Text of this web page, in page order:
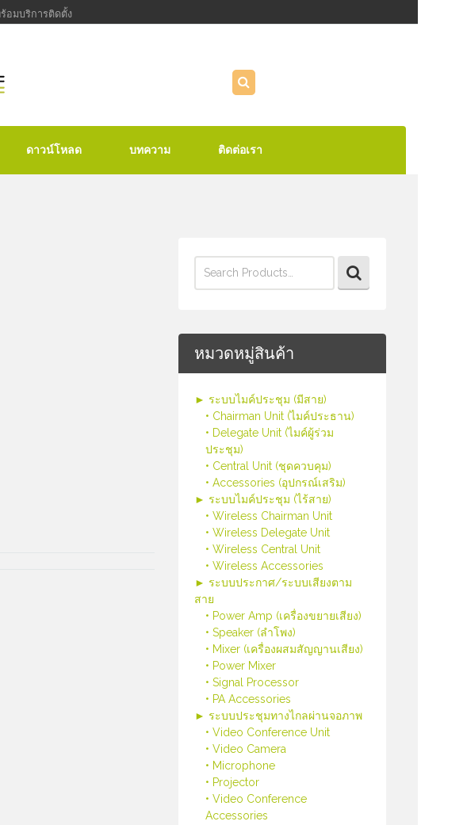
อมบริการติดตั้ง
ดาวน์โหลด บทความ ติดต่อเรา
for:
หมวดหมู่สินค้า
► ระบบไมค์ประชุม (มีสาย)
• Chairman Unit (ไมค์ประธาน)
• Delegate Unit (ไมค์ผู้ร่วม
ประชุม)
• Central Unit (ชุดควบคุม)
• Accessories (อุปกรณ์เสริม)
► ระบบไมค์ประชุม (ไร้สาย)
• Wireless Chairman Unit
• Wireless Delegate Unit
• Wireless Central Unit
• Wireless Accessories
► ระบบประกาศ/ระบบเสียงตาม
สาย
• Power Amp (เครื่องขยายเสียง)
• Speaker (ลำโพง)
• Mixer (เครื่องผสมสัญญานเสียง)
• Power Mixer
• Signal Processor
• PA Accessories
► ระบบประชุมทางไกลผ่านจอภาพ
• Video Conference Unit
• Video Camera
• Microphone
• Projector
• Video Conference
Accessories